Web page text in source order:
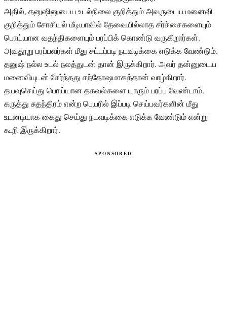
அதில், தனுஷினுடைய உடல்நிலை குறித்தும் அவருடைய மனைவி
குறித்தும் சோசியல் மீடியாவில் தேவையில்லாத சர்ச்சைகளையும்
பொய்யான வதந்திகளையும் பரப்பிக் கொண்டு வருகிறார்கள்.
அவதூறு பரப்பவர்கள் மீது சட்டப்படி நடவடிக்கை எடுக்க வேண்டும்.
தனுஷ் நல்ல உடல் நலத்துடன் தான் இருக்கிறார். அவர் தன்னுடைய
மனைவியுடன் சேர்ந்தது சந்தோஷமாகத்தான் வாழ்கிறார்.
தயவுசெய்து பொய்யான தகவல்களை யாரும் பரப்ப வேண்டாம்.
கருத்து சுதந்திரம் என்ற பெயரில் இப்படி செய்பவர்களின் மீது
உடனடியாக கைது செய்து நடவடிக்கை எடுக்க வேண்டும் என்று
கூறி இருக்கிறார்.